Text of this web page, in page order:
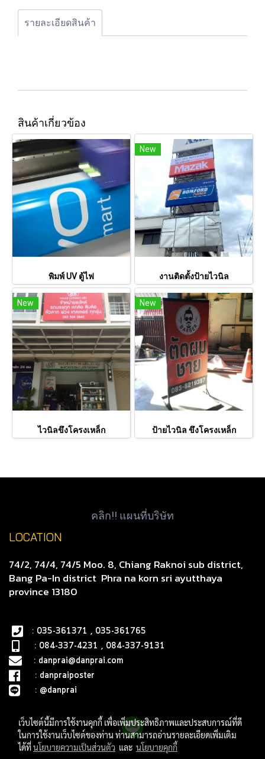
รายละเอียดสินค้า
สินค้าเกี่ยวข้อง
พิมพ์ UV ตู้ไฟ
New
งานติดตั้งป้ายไวนิล
New
ไวนิลขึงโครงเหล็ก
New
ป้ายไวนิล ขึงโครงเหล็ก
คลิก!! แผนที่บริษัท
LOCATION
74/2, 74/4, 74/5 Moo. 8, Chiang Raknoi sub district,
Bang Pa-In district Phra na korn sri ayutthaya
province 13180
: 035-361371 , 035-361765
: 084-337-4231 , 084-337-9131
: danprai@danprai.com
: danpraiposter
: @danprai
เว็บไซต์นี้มีการใช้งานคุกกี้ เพื่อเพิ่มประสิทธิภาพและประสบการณ์ที่ดี
ในการใช้งานเว็บไซต์ของท่าน ท่านสามารถอ่านรายละเอียดเพิ่มเติม
ได้ที่นโยบายความเป็นส่วนตัว และ นโยบายคุกกี้